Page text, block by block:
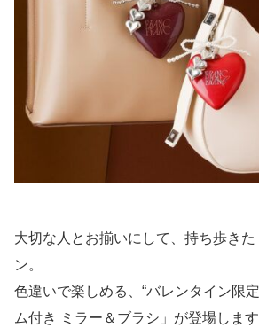
大切な人とお揃いにして、持ち歩きた
ン。
色違いで楽しめる、“バレンタイン限
ム付き ミラー＆ブラシ」が登場します